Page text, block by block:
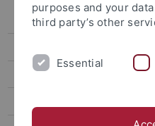
WEAVE-Projekt (DFG/FWO)
SFB 1070: "RessourcenKulturen"
purposes and your
third party’s other
Essential